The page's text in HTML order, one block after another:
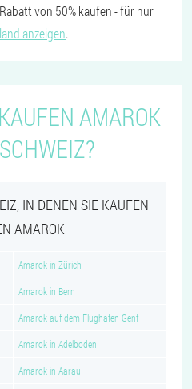
von 50% kaufen - für nur
anzeigen.
AMAROK
IN DENEN SIE KAUFEN
AMAROK
Amarok in Zürich
Amarok in Bern
Amarok auf dem Flughafen Genf
Amarok in Adelboden
Amarok in Aarau